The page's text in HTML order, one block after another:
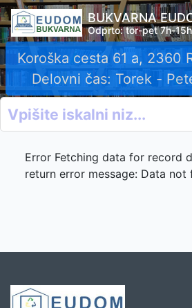
BUKVARNA
Odprto: tor-pet 7h-15h
Koroška cesta 61 a, 2360
Delovni čas: Torek -
Error Fetching data for record
return error message: Data not